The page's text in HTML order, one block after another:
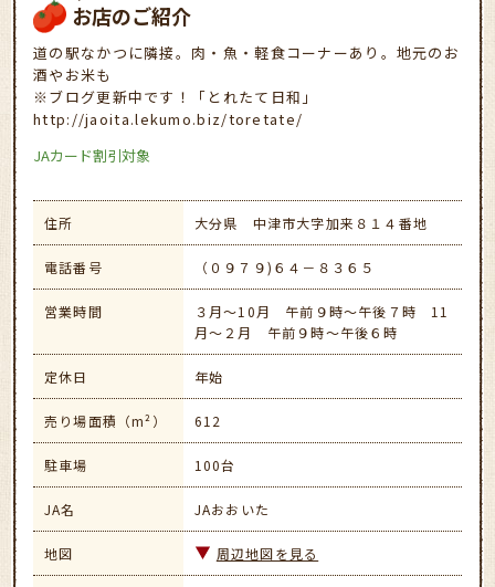
お店のご紹介
道の駅なかつに隣接。肉・魚・軽食コーナーあり。地元のお
酒やお米も
※ブログ更新中です！「とれたて日和」
http://jaoita.lekumo.biz/toretate/
JAカード割引対象
住所 大分県 中津市大字加来８１４番地
電話番号 （０９７９)６４－８３６５
営業時間
３月～10月 午前９時～午後７時 11
月～２月 午前９時～午後６時
定休日 年始
売り場面積（m²） 612
駐車場 100台
JA名 JAおおいた
地図 周辺地図を見る